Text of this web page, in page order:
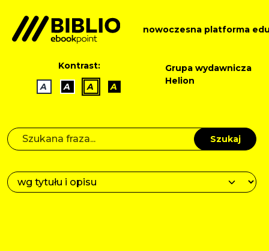
nowoczesna platforma
Kontrast:
A
A A A
Grupa wydawnicza
Helion
Szukaj